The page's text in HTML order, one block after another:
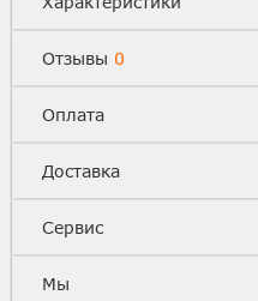
Отзывы 0
Оплата
Доставка
Сервис
Мы